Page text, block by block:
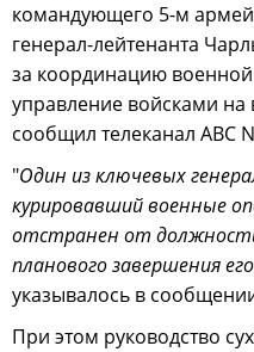
командующего 5-м
генерал-лейтенанта
за координацию
управление войсками
сообщил телеканал ABC
"Один из ключевых
курировавший военные
отстранен от
планового завершения
указывалось в
При этом руководство